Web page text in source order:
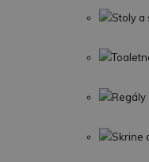
Stoly a
Regály
Skrine